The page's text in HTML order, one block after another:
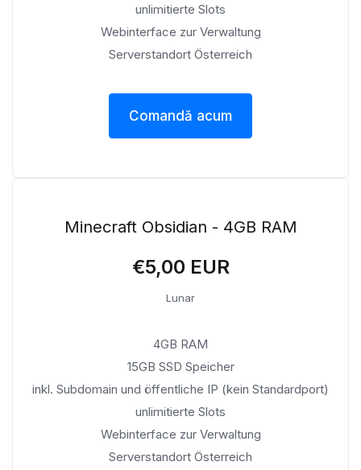
unlimitierte Slots
Webinterface zur Verwaltung
Serverstandort Österreich
Comandă acum
Minecraft Obsidian - 4GB RAM
€5,00 EUR
Lunar
4GB RAM
15GB SSD Speicher
inkl. Subdomain und öffentliche IP (kein Standardport)
unlimitierte Slots
Webinterface zur Verwaltung
Serverstandort Österreich